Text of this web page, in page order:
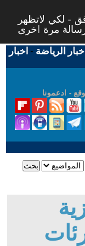
- لكي لاتظهر
اخبار الرياضة - اخبار
- ادعمونا